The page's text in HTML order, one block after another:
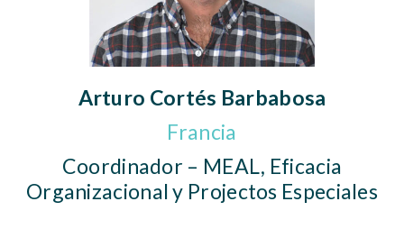
Arturo Cortés Barbabosa
Francia
Coordinador – MEAL, Eficacia
Organizacional y Projectos Especiales